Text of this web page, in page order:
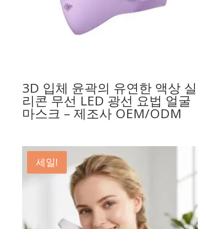
3D 입체 윤곽의 유연한 액상 실
리콘 무선 LED 광선 요법 얼굴
마스크 – 제조사 OEM/ODM
세일!